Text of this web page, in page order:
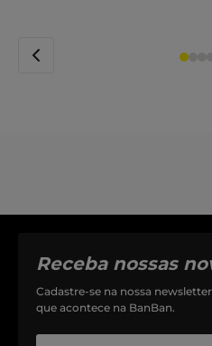
Receba nossas
Cadastre-se na nossa
que acontece na BanBan.